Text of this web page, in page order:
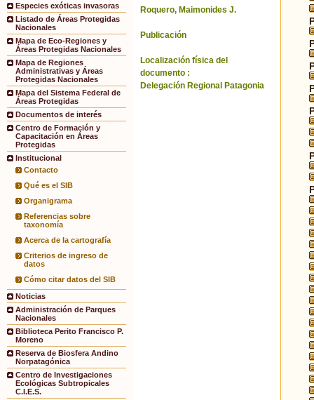
Especies exóticas invasoras
Listado de Áreas Protegidas
Nacionales
Mapa de Eco-Regiones y
Áreas Protegidas Nacionales
Mapa de Regiones
Administrativas y Áreas
Protegidas Nacionales
Mapa del Sistema Federal de
Áreas Protegidas
Documentos de interés
Centro de Formación y
Capacitación en Áreas
Protegidas
Institucional
Contacto
Qué es el SIB
Organigrama
Referencias sobre
taxonomía
Acerca de la cartografía
Criterios de ingreso de
datos
Cómo citar datos del SIB
Noticias
Administración de Parques
Nacionales
Biblioteca Perito Francisco P.
Moreno
Reserva de Biosfera Andino
Norpatagónica
Centro de Investigaciones
Ecológicas Subtropicales
C.I.E.S.
Roquero, Maimonides J.
Publicación
Localización física del
documento :
Delegación Regional Patagonia